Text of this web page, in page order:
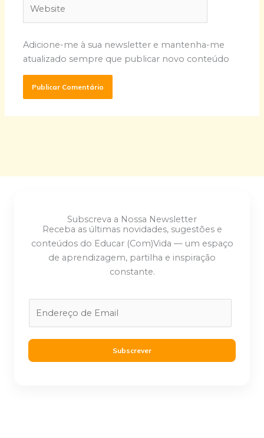
Adicione-me à sua newsletter e mantenha-me
atualizado sempre que publicar novo conteúdo
Subscreva a Nossa Newsletter
Receba as últimas novidades, sugestões e
conteúdos do Educar (Com)Vida — um espaço
de aprendizagem, partilha e inspiração
constante.
l
Subscrever